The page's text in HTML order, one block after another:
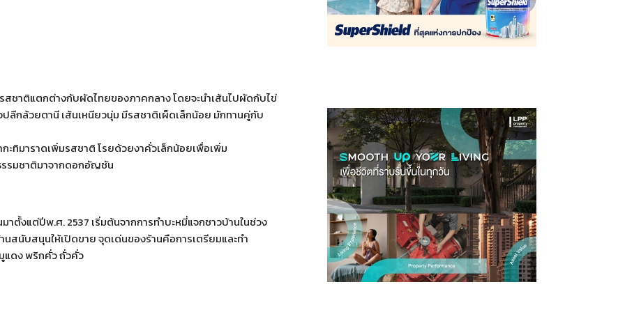
ชาติแตกต่างกับผัดไทยของภาคกลาง โดยจะนำเส้นไปผัดกับไข่
ลีกล้วยตานี เส้นเหนียวนุ่ม มีรสชาติเผ็ดเล็กน้อย มักทานคู่กับ
ะทิมาราดเพิ่มรสชาติ โรยด้วยงาคั่วเล็กน้อยเพื่อเพิ่ม
รมชาติมาจากดอกอัญชัน
ตั้งแต่ปีพ.ศ. 2537 เริ่มต้นจากการทำบะหมี่แจกชาวบ้านในช่วง
สนับสนุนให้เปิดขาย จุดเด่นของร้านคือการเตรียมและทำ
แดง พริกคั่ว ถั่วคั่ว